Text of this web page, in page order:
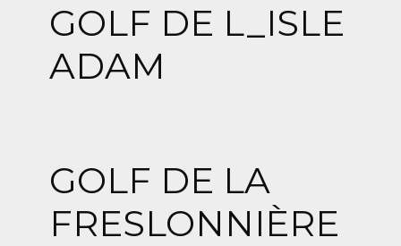
GOLF DE L_ISLE
ADAM
GOLF DE LA
FRESLONNIÈRE